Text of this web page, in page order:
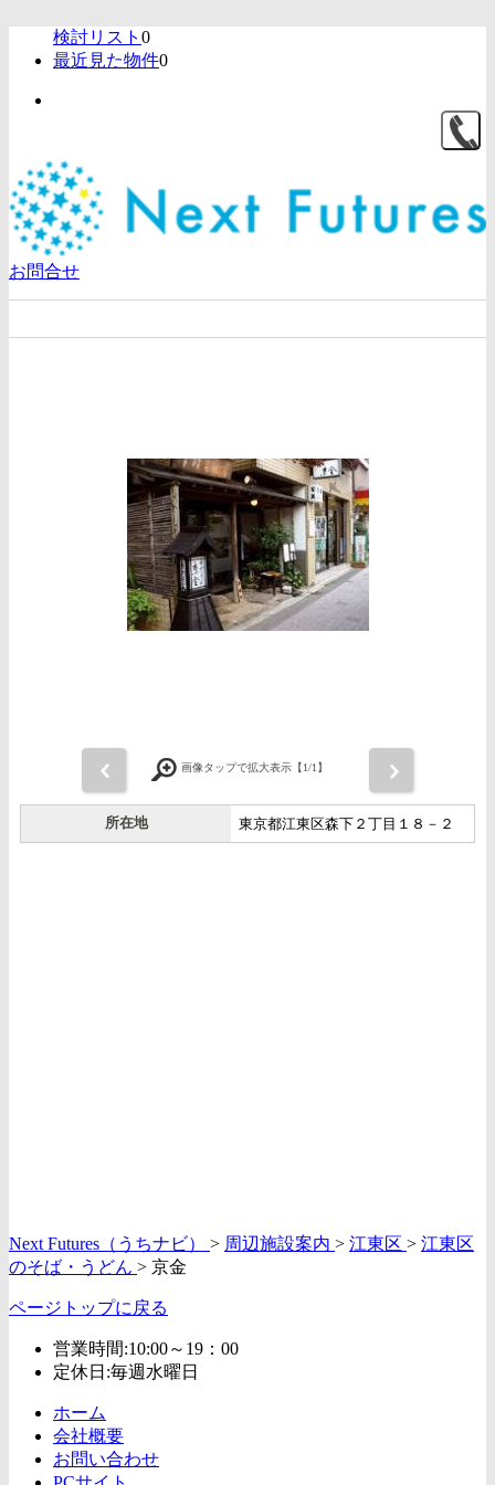
検討リスト 0
最近見た物件0
お問合せ
画像タップで拡大表示【1/1】
所在地 東京都江東区森下２丁目１８－２
Next Futures（うちナビ） > 周辺施設案内 > 江東区 > 江東区
のそば・うどん > 京金
ページトップに戻る
営業時間:10:00～19：00
定休日:毎週水曜日
ホーム
会社概要
お問い合わせ